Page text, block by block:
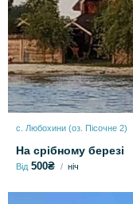
с. Любохини (оз. Пісочне 2)
На срібному березі
Від 500₴ ніч